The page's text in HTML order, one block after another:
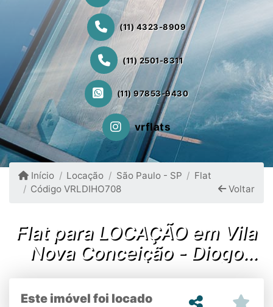
(11) 4323-8909
(11) 2501-8311
(11) 97853-9430
vrflats
Início Locação São Paulo - SP
Flat
Código VRLDIHO708
Voltar
Flat para LOCAÇÃO em Vila
Nova Conceição - Diogo
Home 42m²
Este imóvel foi locado